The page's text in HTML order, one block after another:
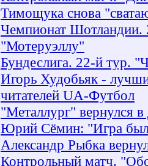
Тимощука снова
Чемпионат Шотландии.
"Мотеруэллу"
Бундеслига. 22-й тур.
Игорь Худобьяк -
читателей UA-Футбол
"Металлург" вернулся
Юрий Сёмин: "Игра
Александр Рыбка
Контрольный матч.